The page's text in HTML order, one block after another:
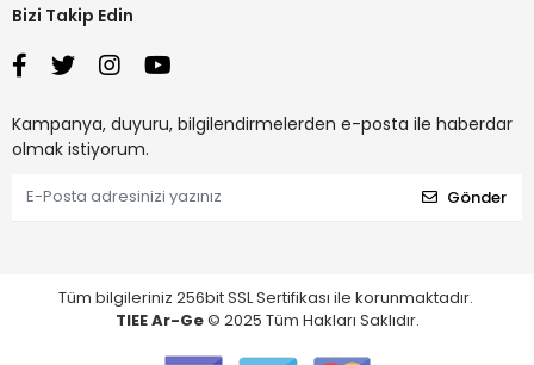
Bizi Takip Edin
Kampanya, duyuru, bilgilendirmelerden e-posta ile haberdar
olmak istiyorum.
Gönder
Tüm bilgileriniz 256bit SSL Sertifikası ile korunmaktadır.
TIEE Ar-Ge© 2025 Tüm Hakları Saklıdır.